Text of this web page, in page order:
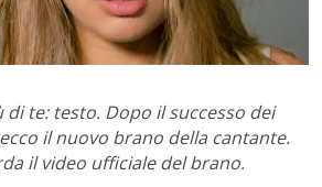
di te: testo. Dopo il successo dei
il nuovo brano della cantante.
il video ufficiale del brano.